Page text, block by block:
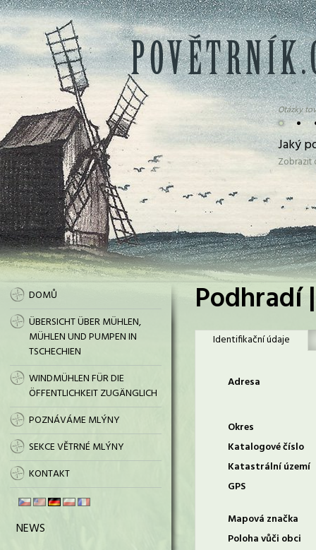
• •
Otázky
Jaký
DOMŮ
ÜBERSICHT ÜBER MÜHLEN,
MÜHLEN UND PUMPEN IN
TSCHECHIEN
WINDMÜHLEN FÜR DIE
ÖFFENTLICHKEIT ZUGÄNGLICH
POZNÁVÁME MLÝNY
SEKCE VĚTRNÉ MLÝNY
KONTAKT
NEWS
Podhradí
Identifikační údaje
Adresa
Okres
Katalogové číslo
Katastrální území
GPS
Mapová značka
Poloha vůči obci